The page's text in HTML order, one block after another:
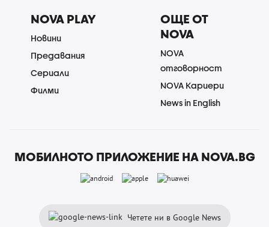
NOVA PLAY
Новини
Предавания
Сериали
Филми
ОЩЕ ОТ
NOVA
NOVA
отговорност
NOVA Кариери
News in English
МОБИЛНОТО ПРИЛОЖЕНИЕ НА NOVA.BG
Четете ни в Google News